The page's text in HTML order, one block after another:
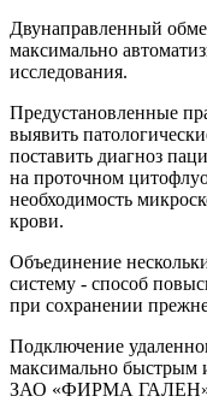
Двунаправленный
максимально
исследования.
Предустановленные
выявить
поставить диагноз
на проточном
необходимость
крови.
Объединение
систему - способ
при сохранении
Подключение
максимально быстрым
ЗАО «ФИРМА